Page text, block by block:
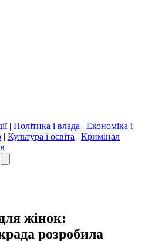
| Політика і влада | Економіка і
| Культура і освіта | Кримінал |
жінок:
розробила